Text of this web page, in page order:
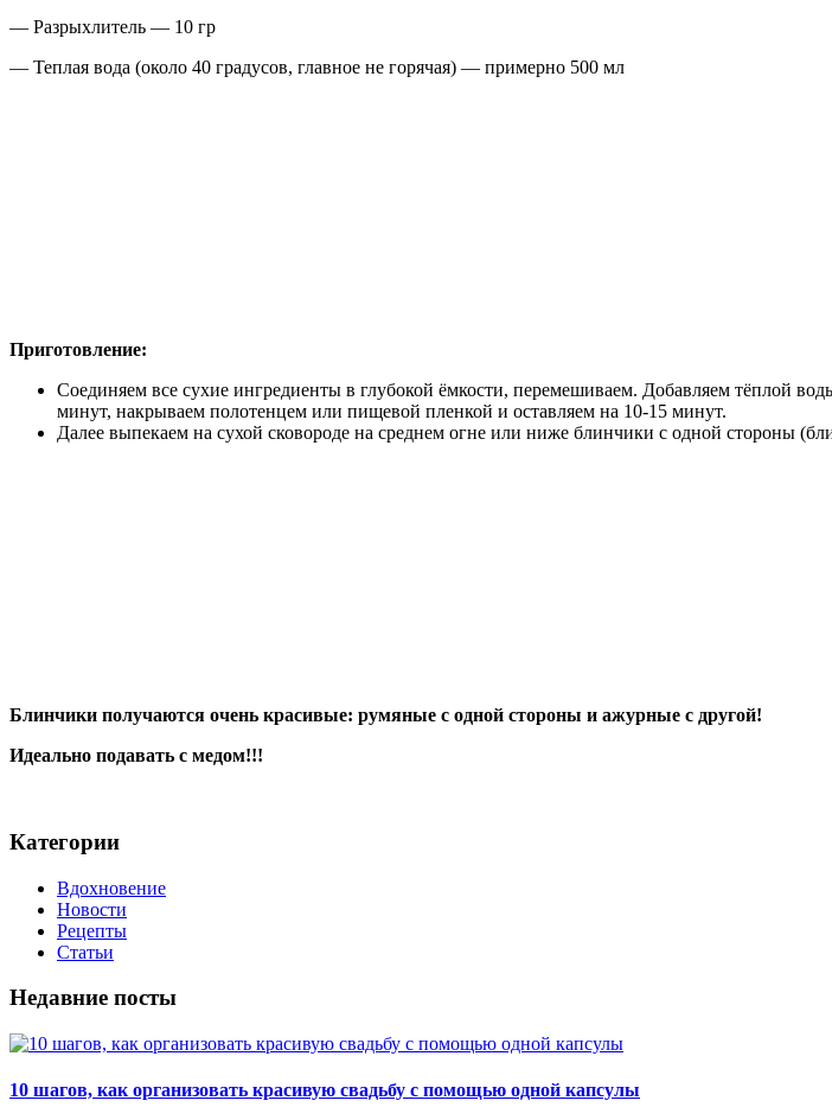
— Разрыхлитель — 10 гр
— Теплая вода (около 40 градусов, главное не горячая) — примерно 500 мл
Приготовление:
Соединяем все сухие ингредиенты в глубокой ёмкости, перемешиваем. Добавляем тёплой
минут, накрываем полотенцем или пищевой пленкой и оставляем на 10-15 минут.
Далее выпекаем на сухой сковороде на среднем огне или ниже блинчики с одной стороны
Блинчики получаются очень красивые: румяные с одной стороны и ажурные с другой!
Идеально подавать с медом!!!
Категории
Вдохновение
Новости
Рецепты
Статьи
Недавние посты
10 шагов, как организовать красивую свадьбу с помощью одной капсулы